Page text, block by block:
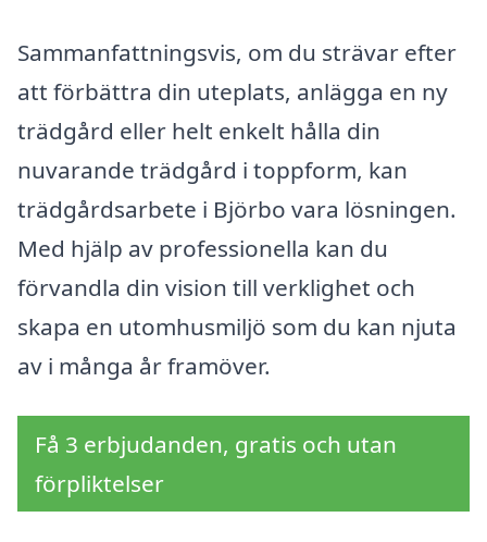
Sammanfattningsvis, om du strävar efter
att förbättra din uteplats, anlägga en ny
trädgård eller helt enkelt hålla din
nuvarande trädgård i toppform, kan
trädgårdsarbete i Björbo vara lösningen.
Med hjälp av professionella kan du
förvandla din vision till verklighet och
skapa en utomhusmiljö som du kan njuta
av i många år framöver.
Få 3 erbjudanden, gratis och utan
förpliktelser